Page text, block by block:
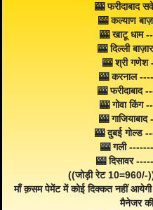
🎰 फरीदाबाद
🎰 कल्याण
🎰 खाटू धाम
🎰 दिल्ली
🎰 श्री
🎰 करनाल
🎰
🎰 गोवा
🎰
🎰 दुबई गोल्ड
🎰 गली
🎰 दिसावर
((जोड़ी रेट
माँ क़सम पेमेंट में कोई दिक्कत नहीं
मैनेजर की